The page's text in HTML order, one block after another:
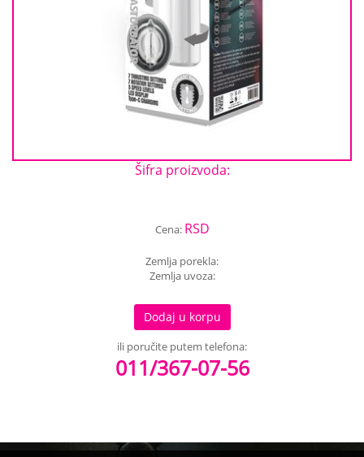
Šifra proizvoda:
Cena: RSD
Zemlja porekla:
Zemlja uvoza:
Dodaj u korpu
ili poručite putem telefona:
011/367-07-56